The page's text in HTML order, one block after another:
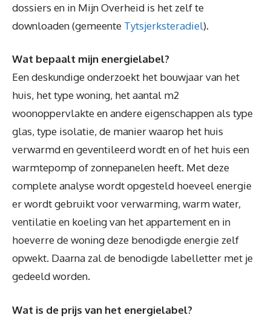
dossiers en in Mijn Overheid is het zelf te
downloaden (gemeente Tytsjerksteradiel).
Wat bepaalt mijn energielabel?
Een deskundige onderzoekt het bouwjaar van het
huis, het type woning, het aantal m2
woonoppervlakte en andere eigenschappen als type
glas, type isolatie, de manier waarop het huis
verwarmd en geventileerd wordt en of het huis een
warmtepomp of zonnepanelen heeft. Met deze
complete analyse wordt opgesteld hoeveel energie
er wordt gebruikt voor verwarming, warm water,
ventilatie en koeling van het appartement en in
hoeverre de woning deze benodigde energie zelf
opwekt. Daarna zal de benodigde labelletter met je
gedeeld worden.
Wat is de prijs van het energielabel?